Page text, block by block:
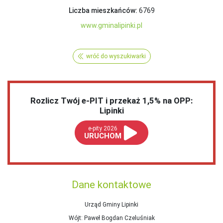
Liczba mieszkańców: 6769
www.gminalipinki.pl
wróć do wyszukiwarki
Rozlicz Twój e-PIT i przekaż 1,5% na OPP:
Lipinki
e-pity 2026
URUCHOM
Dane kontaktowe
Urząd Gminy Lipinki
Wójt: Paweł Bogdan Czeluśniak